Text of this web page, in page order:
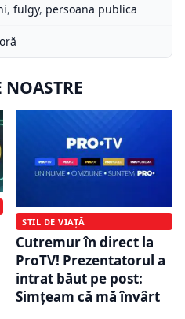
, fulgy, persoana publica
STIL DE VIAȚĂ
Cutremur în direct la
ProTV! Prezentatorul a
intrat băut pe post:
Simțeam că mă învârt